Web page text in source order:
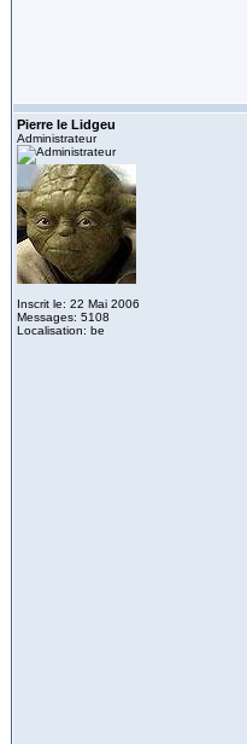
Pierre le Lidgeu
Administrateur
Inscrit le: 22 Mai 2006
Messages: 5108
Localisation: be